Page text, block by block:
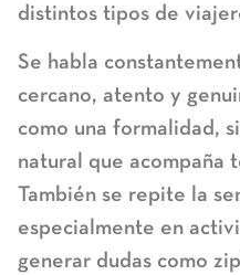
distintos tipos de
Se habla
cercano, atento y
como una formalidad,
natural que acompaña
También se repite la
especialmente en
generar dudas como